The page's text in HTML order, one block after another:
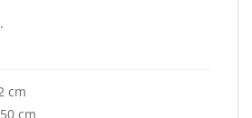
cm
cm